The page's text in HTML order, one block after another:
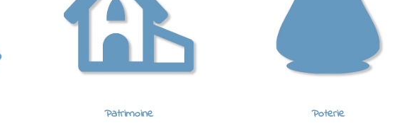
Patrimoine Poterie